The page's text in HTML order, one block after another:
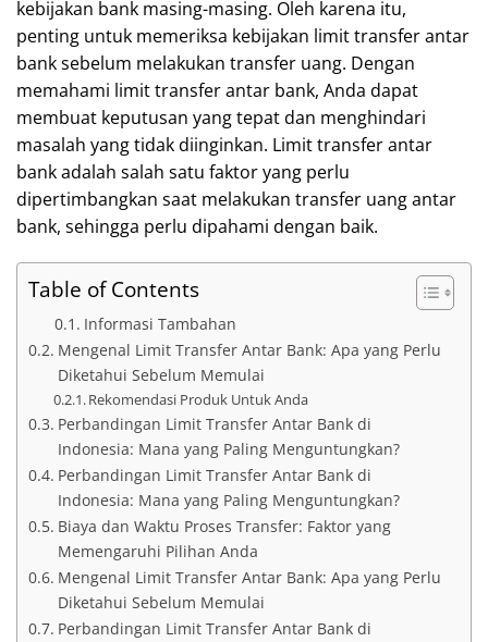
kebijakan bank masing-masing. Oleh karena itu,
penting untuk memeriksa kebijakan limit transfer antar
bank sebelum melakukan transfer uang. Dengan
memahami limit transfer antar bank, Anda dapat
membuat keputusan yang tepat dan menghindari
masalah yang tidak diinginkan. Limit transfer antar
bank adalah salah satu faktor yang perlu
dipertimbangkan saat melakukan transfer uang antar
bank, sehingga perlu dipahami dengan baik.
Table of Contents
Informasi Tambahan
Mengenal Limit Transfer Antar Bank: Apa yang Perlu
Diketahui Sebelum Memulai
Rekomendasi Produk Untuk Anda
Perbandingan Limit Transfer Antar Bank di
Indonesia: Mana yang Paling Menguntungkan?
Perbandingan Limit Transfer Antar Bank di
Indonesia: Mana yang Paling Menguntungkan?
Biaya dan Waktu Proses Transfer: Faktor yang
Memengaruhi Pilihan Anda
Mengenal Limit Transfer Antar Bank: Apa yang Perlu
Diketahui Sebelum Memulai
Perbandingan Limit Transfer Antar Bank di